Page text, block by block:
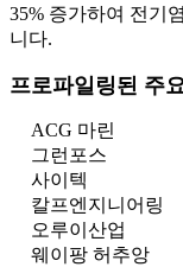
35% 증가하여 전기
니다.
프로파일링된 주
ACG 마린
그런포스
사이텍
칼프엔지니어링
오루이산업
웨이팡 허추앙